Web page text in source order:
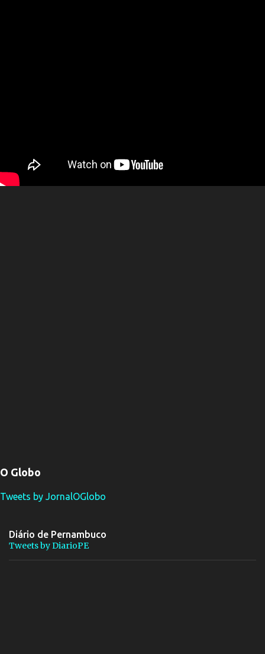
O Globo
Tweets by JornalOGlobo
Diário de Pernambuco
Tweets by DiarioPE